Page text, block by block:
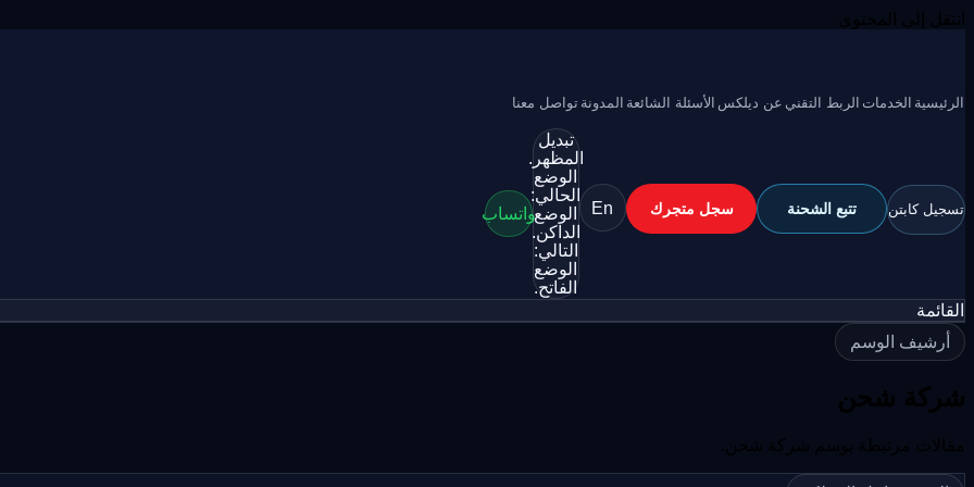
الرئيسية الخدمات الربط التقني عن ديلكس الأسئلة الشائعة المدونة تواصل معنا
تسجيل كابتن تتبع الشحنة سجل متجرك En
تبديل
المظهر.
الوضع
الحالي:
الوضع
الداكن.
التالي:
الوضع
الفاتح.
واتساب
القائمة
أرشيف الوسم